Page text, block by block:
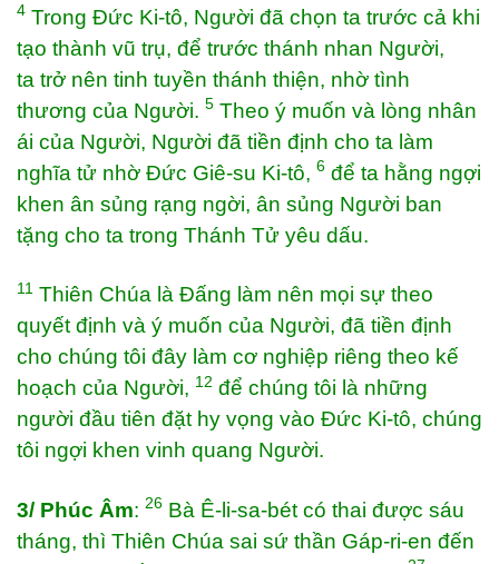
4 Trong Đức Ki-tô, Người đã chọn ta trước cả khi
tạo thành vũ trụ, để trước thánh nhan Người,
ta trở nên tinh tuyền thánh thiện, nhờ tình
thương của Người. 5 Theo ý muốn và lòng nhân
ái của Người, Người đã tiền định cho ta làm
nghĩa tử nhờ Đức Giê-su Ki-tô, 6 để ta hằng ngợi
khen ân sủng rạng ngời, ân sủng Người ban
tặng cho ta trong Thánh Tử yêu dấu.
11 Thiên Chúa là Đấng làm nên mọi sự theo
quyết định và ý muốn của Người, đã tiền định
cho chúng tôi đây làm cơ nghiệp riêng theo kế
hoạch của Người, 12 để chúng tôi là những
người đầu tiên đặt hy vọng vào Đức Ki-tô, chúng
tôi ngợi khen vinh quang Người.
3/ Phúc Âm: 26 Bà Ê-li-sa-bét có thai được sáu
tháng, thì Thiên Chúa sai sứ thần Gáp-ri-en đến